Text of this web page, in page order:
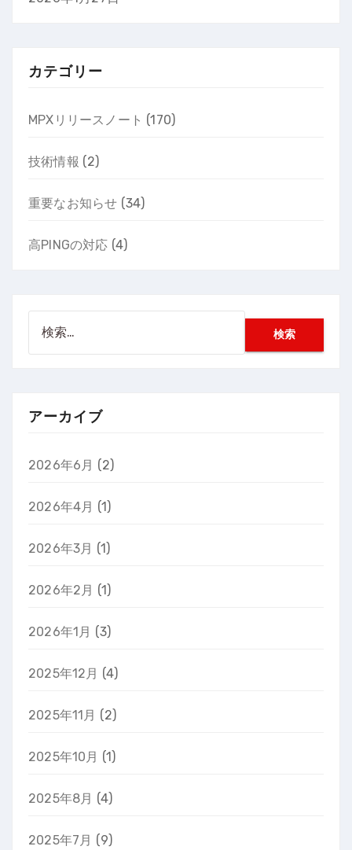
カテゴリー
MPXリリースノート (170)
技術情報 (2)
重要なお知らせ (34)
高PINGの対応 (4)
アーカイブ
2026年6月 (2)
2026年4月 (1)
2026年3月 (1)
2026年2月 (1)
2026年1月 (3)
2025年12月 (4)
2025年11月 (2)
2025年10月 (1)
2025年8月 (4)
2025年7月 (9)